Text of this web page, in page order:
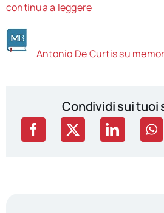
continua a leggere
Antonio De Curtis su
Condividi sui tuoi